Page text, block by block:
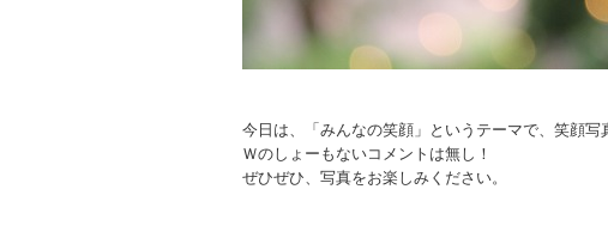
今日は、「みんなの笑顔」というテーマで、笑顔写
Ｗのしょーもないコメントは無し！
ぜひぜひ、写真をお楽しみください。